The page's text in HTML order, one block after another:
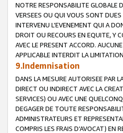
NOTRE RESPONSABILITE GLOBALE
VERSEES OU QUI VOUS SONT
INTERVENU L’EVENEMENT QUI A
DROIT OU RECOURS EN EQUITE, Y
AVEC LE PRESENT ACCORD.
APPLICABLE INTERDIT LA
9.Indemnisation
DANS LA MESURE AUTORISEE PAR
DIRECT OU INDIRECT AVEC LA
SERVICES) OU AVEC UNE
DEGAGER DE TOUTE
ADMINISTRATEURS ET
COMPRIS LES FRAIS D’AVOCAT) EN